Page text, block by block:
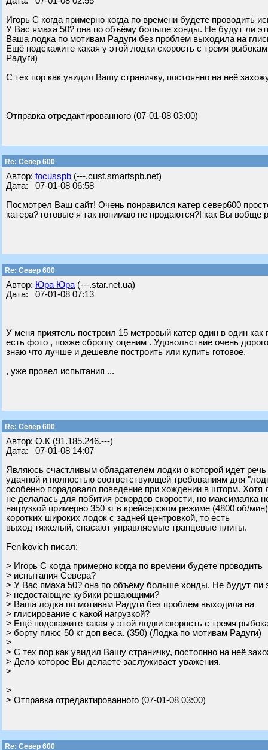
Игорь С когда примерно когда по времени будете проводить
У Вас ямаха 50? она по объёму больше хонды. Не будут ли
Ваша лодка по мотивам Радуги без проблем выходила на
Ещё подскажите какая у этой лодки скорость с тремя
Радуги)
С тех пор как увидил Вашу страничку, постоянно на неё
Отправка отредактированного (07-01-08 03:00)
Re: Север 600
Автор: focusspb (---.cust.smartspb.net)
Дата: 07-01-08 06:58
Посмотрел Ваш сайт! Очень понравился катер север600
катера? готовые я так понимаю не продаются?! как Вы вобще
Re: Север 600
Автор: Юра Юра (---.star.net.ua)
Дата: 07-01-08 07:13
У меня приятель построил 15 метровый катер один в один
есть фото , позже сброшу оценим . Удовольствие очень
знаю что лучше и дешевле построить или купить готовое.
, уже провел испытания ...
Re: Север 600
Автор: О.К (91.185.246.---)
Дата: 07-01-08 14:07
Являюсь счастливым обладателем лодки о которой идет
удачной и полностью соответствующей требованиям для
особенно порадовало поведение при хождении в шторм. Хотя
не делалась для побития рекордов скорости, но максималка
нагрузкой примерно 350 кг в крейсерском режиме (4800 об/
коротких широких лодок с задней центровкой, то есть
выход тяжелый, спасают управляемые транцевые плиты.
Fenikovich писал:
> Игорь С когда примерно когда по времени будете проводить
> испытания Севера?
> У Вас ямаха 50? она по объёму больше хонды. Не будут ли
> недостающие кубики решающими?
> Ваша лодка по мотивам Радуги без проблем выходила на
> глисирование с какой нагрузкой?
> Ещё подскажите какая у этой лодки скорость с тремя
> борту плюс 50 кг доп веса. (350) (Лодка по мотивам Радуги)
>
> С тех пор как увидил Вашу страничку, постоянно на неё
> Дело которое Вы делаете заслуживает уважения.
>
>
> Отправка отредактированного (07-01-08 03:00)
Re: Север 600